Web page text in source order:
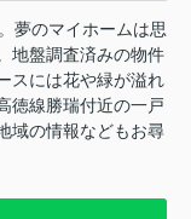
夢のマイホームは思
地盤調査済みの物件
スには花や緑が溢れ
徳線勝瑞付近の一戸
域の情報などもお尋